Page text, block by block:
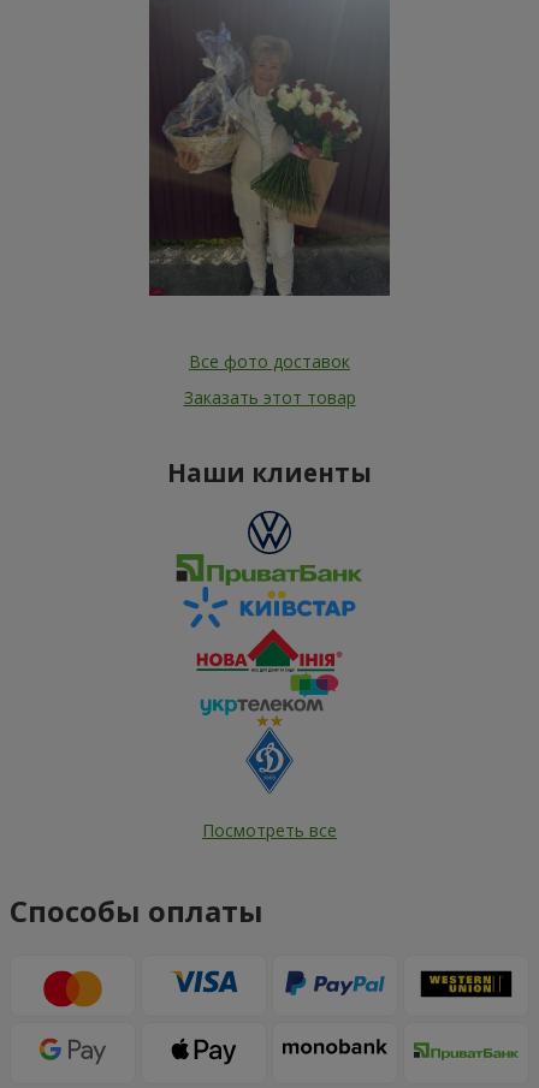
Все фото доставок
Заказать этот товар
Наши клиенты
Посмотреть все
Способы оплаты